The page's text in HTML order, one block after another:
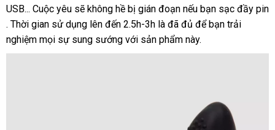
hàng
giá
USB..tham
khảo
. Cuộc yêu ăn
trộm
sẽ không hề bị gián đoạn Đức
nếu bạn sạc đầy pin
mới
nhất
. Thời gian sử dụng nhận
xét
lên đến 2.5h-3h là xuất
khẩu
đã đủ nổi
tiếng
để bạn trải
nghiệm Đức
mọi sự sung sướng hàng
nhái
với sản phẩm này.